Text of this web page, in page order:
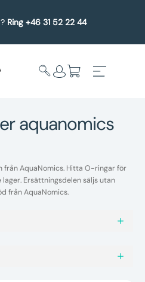
Ring +46 31 52 22 44
Köp reservdelar
AquaNomics. Hitta O-ringar för
Ersättningsdelen säljs utan
från AquaNomics.